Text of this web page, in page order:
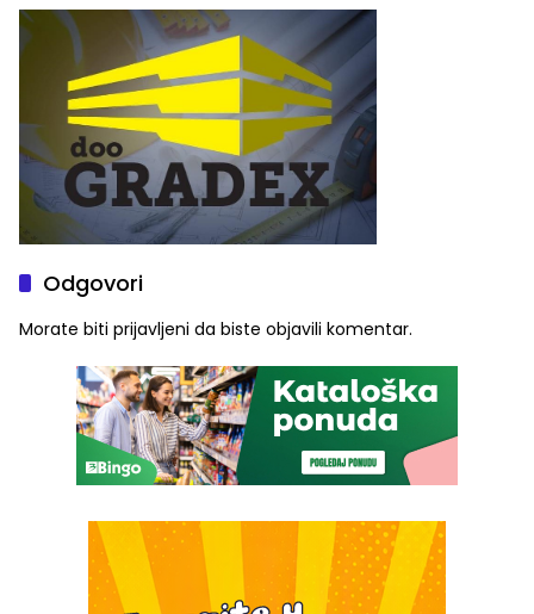
Odgovori
Morate biti prijavljeni da biste objavili komentar.